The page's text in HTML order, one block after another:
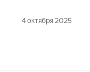
4 октября 2025